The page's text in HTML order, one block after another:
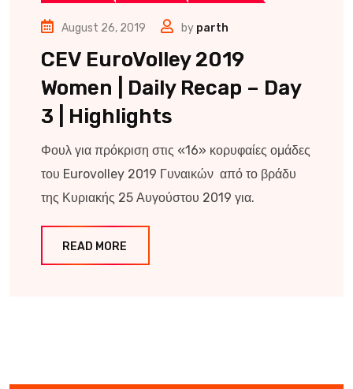
August 26, 2019 by parth
CEV EuroVolley 2019
Women | Daily Recap – Day
3 | Highlights
Φουλ για πρόκριση στις «16» κορυφαίες ομάδες
του Eurovolley 2019 Γυναικών από το βράδυ
της Κυριακής 25 Αυγούστου 2019 για.
READ MORE